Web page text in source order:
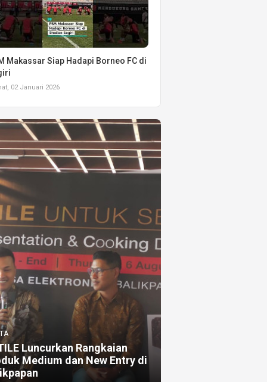
Makassar Siap Hadapi Borneo FC di
02 Januari 2026
Luncurkan Rangkaian
Medium dan New Entry di